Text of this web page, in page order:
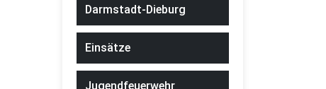
Darmstadt-Dieburg
Einsätze
Jugendfeuerwehr